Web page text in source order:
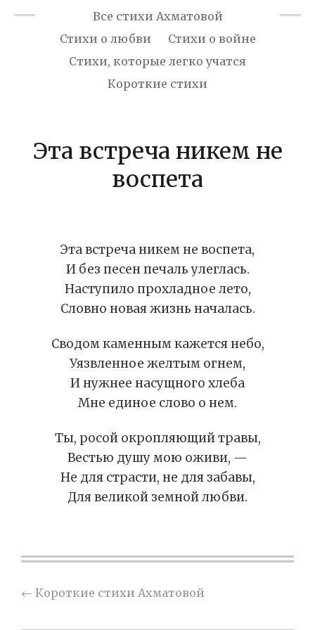
Все стихи Ахматовой
Стихи о любви
Стихи о войне
Cтихи, которые легко учатся
Короткие стихи
Эта встреча никем не
воспета
Эта встреча никем не воспета,
И без песен печаль улеглась.
Наступило прохладное лето,
Словно новая жизнь началась.
Сводом каменным кажется небо,
Уязвленное желтым огнем,
И нужнее насущного хлеба
Мне единое слово о нем.
Ты, росой окропляющий травы,
Вестью душу мою оживи, —
Не для страсти, не для забавы,
Для великой земной любви.
← Короткие стихи Ахматовой